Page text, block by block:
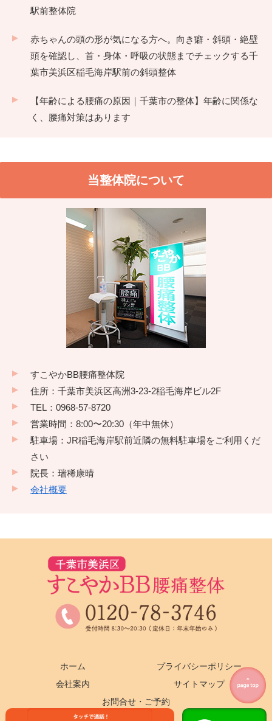
駅前整体院
赤ちゃんの頭の形が気になる方へ。向き癖・斜頭・絶壁
頭を確認し、首・身体・呼吸の状態までチェックする千
葉市美浜区稲毛海岸駅前の斜頭整体
【年齢による腰痛の原因｜千葉市の整体】年齢に関係な
く、腰痛対策はあります
当整体院について
すこやかBB腰痛整体院
住所：千葉市美浜区高洲3-23-2稲毛海岸ビル2F
TEL：0968-57-8720
営業時間：8:00〜20:30（年中無休）
駐車場：JR稲毛海岸駅前近隣の無料駐車場をご利用くだ
さい
院長：瑞稀康晴
会社概要
ホーム
プライバシーポリシー
会社案内
サイトマップ
お問合せ・ご予約